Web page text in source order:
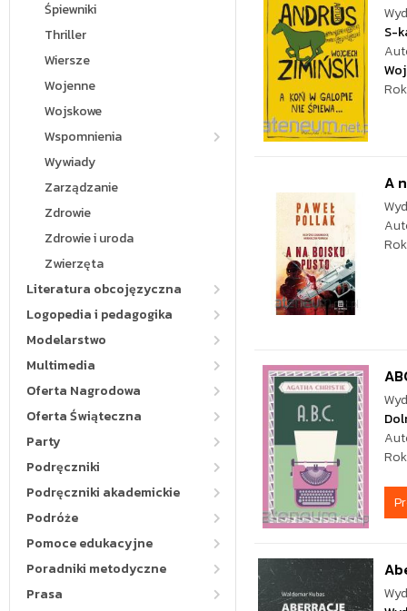
Śpiewniki
Thriller
Wiersze
Wojenne
Wojskowe
Wspomnienia
Wywiady
Zarządzanie
Zdrowie
Zdrowie i uroda
Zwierzęta
Literatura obcojęzyczna
Logopedia i pedagogika
Modelarstwo
Multimedia
Oferta Nagrodowa
Oferta Świąteczna
Party
Podręczniki
Podręczniki akademickie
Podróże
Pomoce edukacyjne
Poradniki metodyczne
Prasa
S-
A